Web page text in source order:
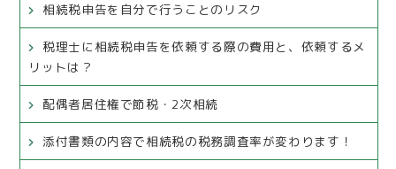
相続税申告を自分で行うことのリスク
税理士に相続税申告を依頼する際の費用と、依頼するメ
リットは？
配偶者居住権で節税・2次相続
添付書類の内容で相続税の税務調査率が変わります！